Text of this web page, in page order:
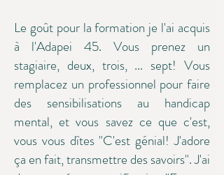
Le goût pour la formation je l'ai acquis
à l'Adapei 45. Vous prenez un
stagiaire, deux, trois, ... sept! Vous
remplacez un professionnel pour faire
des sensibilisations au handicap
mental, et vous savez ce que c'est,
vous vous dîtes "C'est génial! J'adore
ça en fait, transmettre des savoirs". J'ai